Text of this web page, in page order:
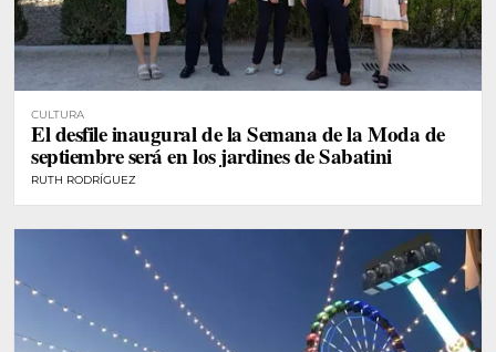
CULTURA
El desfile inaugural de la Semana de la Moda de
septiembre será en los jardines de Sabatini
RUTH RODRÍGUEZ